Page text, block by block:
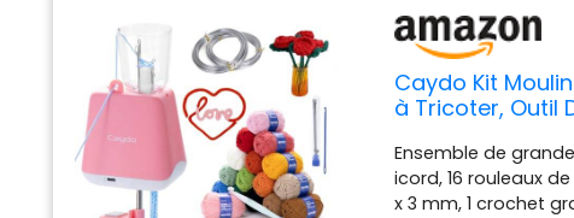
Caydo Kit
à Tricoter, Outil
Ensemble de
icord, 16 rouleaux
x 3 mm, 1 crochet